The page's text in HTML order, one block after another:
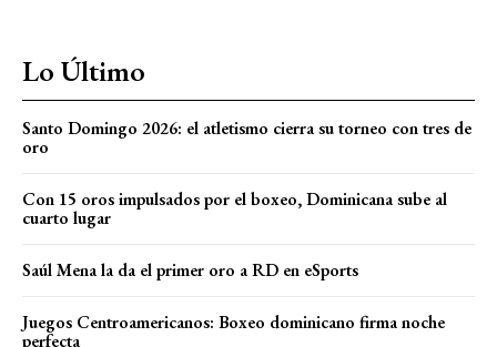
Lo Último
Santo Domingo 2026: el atletismo cierra su torneo con tres de
oro
Con 15 oros impulsados por el boxeo, Dominicana sube al
cuarto lugar
Saúl Mena la da el primer oro a RD en eSports
Juegos Centroamericanos: Boxeo dominicano firma noche
perfecta